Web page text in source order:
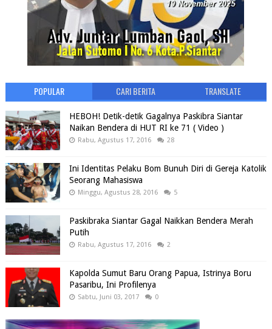
POPULAR CARI BERITA TRANSLATE
HEBOH! Detik-detik Gagalnya Paskibra Siantar
Naikan Bendera di HUT RI ke 71 ( Video )
Rabu, Agustus 17, 2016 28
Ini Identitas Pelaku Bom Bunuh Diri di Gereja Katolik
Seorang Mahasiswa
Minggu, Agustus 28, 2016 5
Paskibraka Siantar Gagal Naikkan Bendera Merah
Putih
Rabu, Agustus 17, 2016 2
Kapolda Sumut Baru Orang Papua, Istrinya Boru
Pasaribu, Ini Profilenya
Sabtu, Juni 03, 2017 0